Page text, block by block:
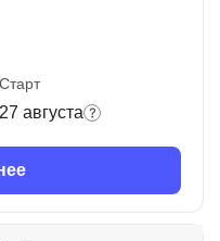
Старт
27 августа